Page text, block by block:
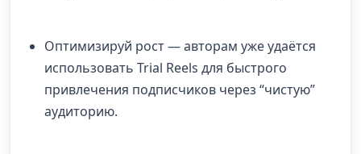
Оптимизируй рост — авторам уже удаётся
использовать Trial Reels для быстрого
привлечения подписчиков через “чистую”
аудиторию.